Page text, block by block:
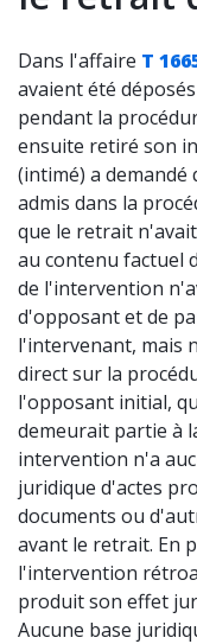
Dans l'affaire T
avaient été
pendant la
ensuite retiré son
(intimé) a demandé
admis dans la
que le retrait
au contenu factuel
de l'intervention
d'opposant et de
l'intervenant, mais
direct sur la
l'opposant initial,
demeurait partie à
intervention n'a
juridique d'actes
documents ou
avant le retrait. En
l'intervention
produit son effet
Aucune base